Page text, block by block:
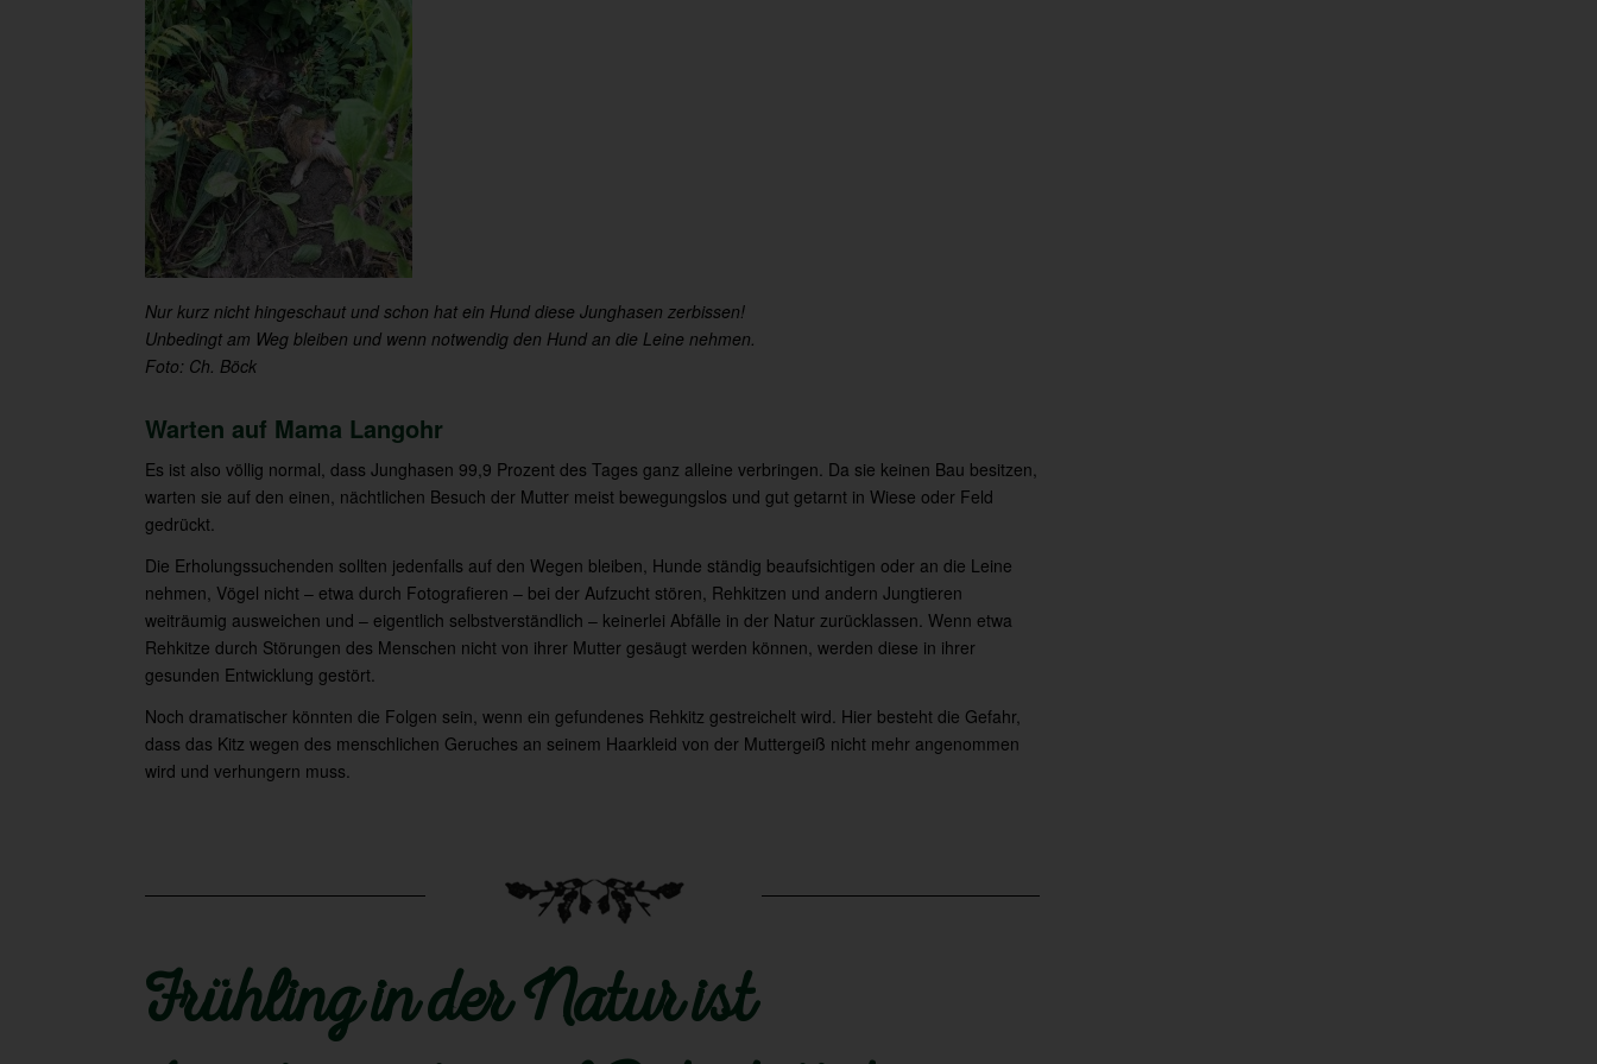
Nur kurz nicht hingeschaut und schon hat ein Hund diese Junghasen zerbissen!
Unbedingt am Weg bleiben und wenn notwendig den Hund an die Leine nehmen.
Foto: Ch. Böck
Warten auf Mama Langohr
Es ist also völlig normal, dass Junghasen 99,9 Prozent des Tages ganz alleine verbringen. Da sie keinen Bau besitzen,
warten sie auf den einen, nächtlichen Besuch der Mutter meist bewegungslos und gut getarnt in Wiese oder Feld
gedrückt.
Die Erholungssuchenden sollten jedenfalls auf den Wegen bleiben, Hunde ständig beaufsichtigen oder an die Leine
nehmen, Vögel nicht – etwa durch Fotografieren – bei der Aufzucht stören, Rehkitzen und andern Jungtieren
weiträumig ausweichen und – eigentlich selbstverständlich – keinerlei Abfälle in der Natur zurücklassen. Wenn etwa
Rehkitze durch Störungen des Menschen nicht von ihrer Mutter gesäugt werden können, werden diese in ihrer
gesunden Entwicklung gestört.
Noch dramatischer könnten die Folgen sein, wenn ein gefundenes Rehkitz gestreichelt wird. Hier besteht die Gefahr,
dass das Kitz wegen des menschlichen Geruches an seinem Haarkleid von der Muttergeiß nicht mehr angenommen
wird und verhungern muss.
Frühling in der Natur ist